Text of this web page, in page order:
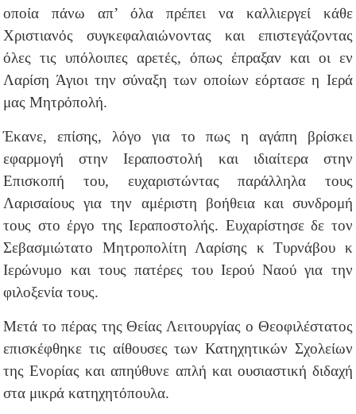
οποία πάνω απ’ όλα πρέπει να καλλιεργεί κάθε
Χριστιανός συγκεφαλαιώνοντας και επιστεγάζοντας
όλες τις υπόλοιπες αρετές, όπως έπραξαν και οι εν
Λαρίση Άγιοι την σύναξη των οποίων εόρτασε η Ιερά
μας Μητρόπολή.
Έκανε, επίσης, λόγο για το πως η αγάπη βρίσκει
εφαρμογή στην Ιεραποστολή και ιδιαίτερα στην
Επισκοπή του, ευχαριστώντας παράλληλα τους
Λαρισαίους για την αμέριστη βοήθεια και συνδρομή
τους στο έργο της Ιεραποστολής. Ευχαρίστησε δε τον
Σεβασμιώτατο Μητροπολίτη Λαρίσης κ Τυρνάβου κ
Ιερώνυμο και τους πατέρες του Ιερού Ναού για την
φιλοξενία τους.
Μετά το πέρας της Θείας Λειτουργίας ο Θεοφιλέστατος
επισκέφθηκε τις αίθουσες των Κατηχητικών Σχολείων
της Ενορίας και απηύθυνε απλή και ουσιαστική διδαχή
στα μικρά κατηχητόπουλα.